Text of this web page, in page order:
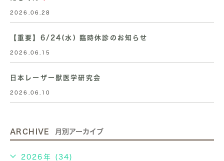
2026.06.28
【重要】6/24(水) 臨時休診のお知らせ
2026.06.15
日本レーザー獣医学研究会
2026.06.10
ARCHIVE 月別アーカイブ
2026年 (34)